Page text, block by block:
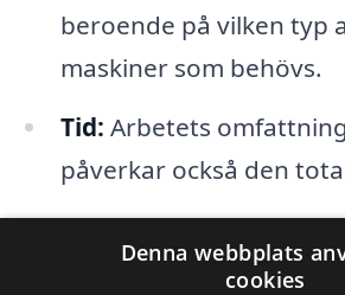
beroende på vilken typ
maskiner som behövs.
Tid: Arbetets
påverkar också den
Företagets erfarenhet:
företag kan ha högre
Denna webbplats
cookies